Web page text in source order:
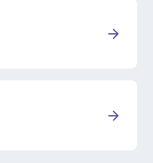
arrow_forward
arrow_forward